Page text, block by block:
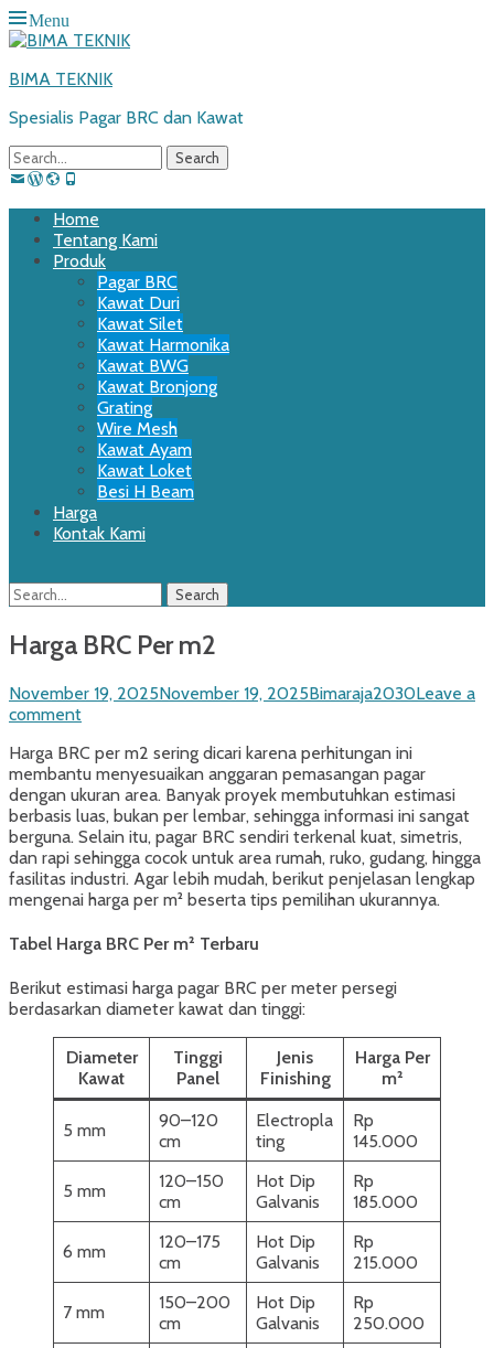
Menu
BIMA TEKNIK
Spesialis Pagar BRC dan Kawat
Search
for:EmailWordPress
Website
Primary
Menu
Skip
content
Home
Tentang Kami
Produk
Pagar BRC
Kawat Duri
Kawat Silet
Kawat Harmonika
Kawat BWG
Kawat Bronjong
Grating
Wire Mesh
Kawat Ayam
Kawat Loket
Besi H Beam
Harga
Kontak Kami
Search
for:
Harga BRC Per m2
Posted
on
November 19, 2025November 19, 2025Author
Bimaraja2030Leave a
comment
Harga BRC per m2 sering dicari karena perhitungan ini
membantu menyesuaikan anggaran pemasangan pagar
dengan ukuran area. Banyak proyek membutuhkan estimasi
berbasis luas, bukan per lembar, sehingga informasi ini sangat
berguna. Selain itu, pagar BRC sendiri terkenal kuat, simetris,
dan rapi sehingga cocok untuk area rumah, ruko, gudang, hingga
fasilitas industri. Agar lebih mudah, berikut penjelasan lengkap
mengenai harga per m² beserta tips pemilihan ukurannya.
Tabel Harga BRC Per m² Terbaru
Berikut estimasi harga pagar BRC per meter persegi
berdasarkan diameter kawat dan tinggi:
Diameter
Kawat
Tinggi
Panel
Jenis
Finishing
Harga Per
m²
5 mm
90–120
cm
Electropla
ting
Rp
145.000
5 mm
120–150
cm
Hot Dip
Galvanis
Rp
185.000
6 mm
120–175
cm
Hot Dip
Galvanis
Rp
215.000
7 mm
150–200
cm
Hot Dip
Galvanis
Rp
250.000